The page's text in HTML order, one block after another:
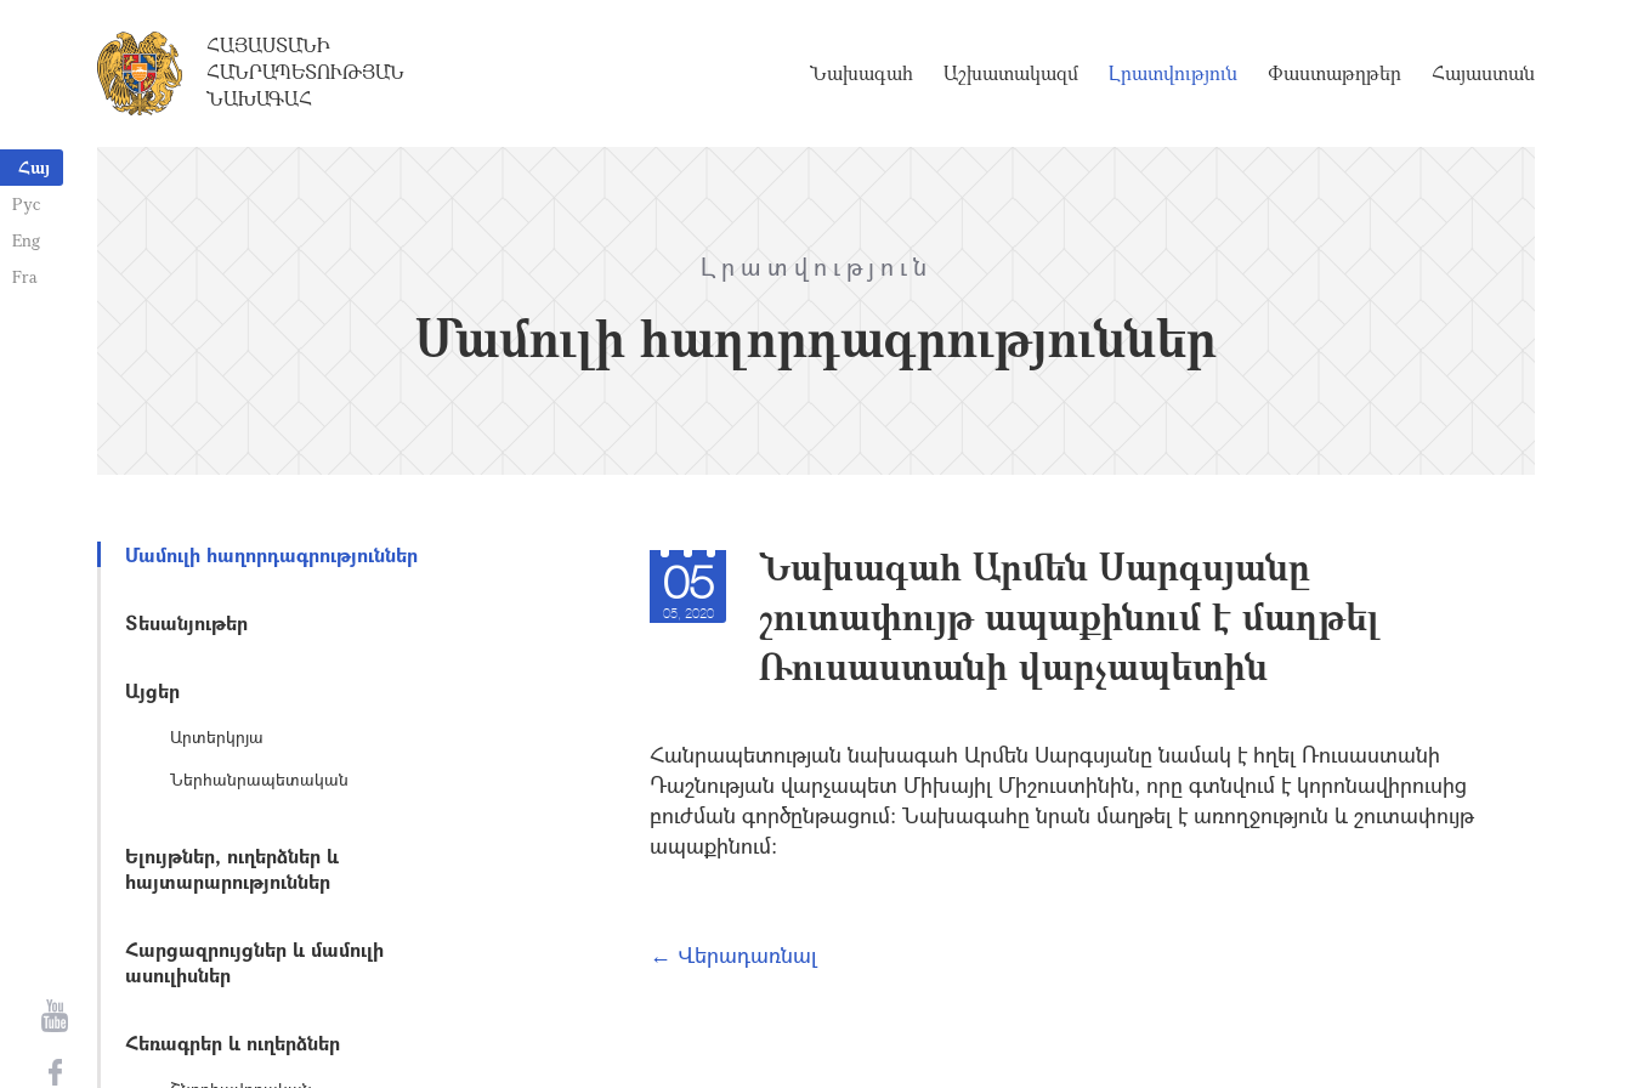
Հայ
Рус
Eng
Fra
ՀԱՅԱՍՏԱՆԻ
ՀԱՆՐԱՊԵՏՈՒԹՅԱՆ
ՆԱԽԱԳԱՀ
Նախագահ Աշխատակազմ Լրատվություն Փաստաթղթեր Հայաստան
Լրատվություն
Մամուլի հաղորդագրություններ
Մամուլի հաղորդագրություններ
Տեսանյութեր
Այցեր
Արտերկրյա
Ներհանրապետական
Ելույթներ, ուղերձներ և
հայտարարություններ
Հարցազրույցներ և մամուլի
ասուլիսներ
Հեռագրեր և ուղերձներ
05
05, 2020
Նախագահ Արմեն Սարգսյանը
շուտափույթ ապաքինում է մաղթել
Ռուսաստանի վարչապետին
Հանրապետության նախագահ Արմեն Սարգսյանը նամակ է հղել Ռուսաստանի
Դաշնության վարչապետ Միխայիլ Միշուստինին, որը գտնվում է կորոնավիրուսից
բուժման գործընթացում: Նախագահը նրան մաղթել է առողջություն և շուտափույթ
ապաքինում:
← Վերադառնալ